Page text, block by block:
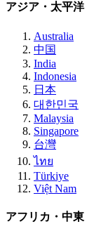
アジア・太平洋
Australia
中国
India
Indonesia
日本
대한민국
Malaysia
Singapore
台灣
ไทย
Türkiye
Việt Nam
アフリカ・中東